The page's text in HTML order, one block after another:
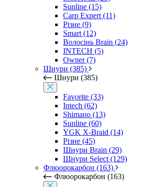
Sunline (15)
Carp Expert (11)
Різне (9)
Smart (12)
Волосінь Brain (24)
INTECH (5)
Owner (7)
Шнури (385)
Шнури (385)
Favorite (33)
Intech (62)
Shimano (13)
Sunline (60)
YGK X-Braid (14)
Різне (45)
Шнури Brain (29)
Шнури Select (129)
Флюорокарбон (163)
Флюорокарбон (163)